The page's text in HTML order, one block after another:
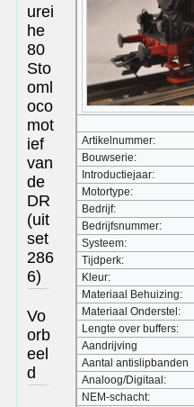
Artikelnummer:
Bouwserie:
Introductiejaar:
Motortype:
Bedrijf:
Bedrijfsnummer:
Systeem:
Tijdperk:
Kleur:
Materiaal Behuizing:
Materiaal Onderstel:
Lengte over buffers:
Aandrijving
Aantal antislipbanden
Analoog/Digitaal:
NEM-schacht:
urei
he
80
Sto
oml
oco
mot
ief
van
de
DR
(uit
set
286
6)
Vo
orb
eel
d